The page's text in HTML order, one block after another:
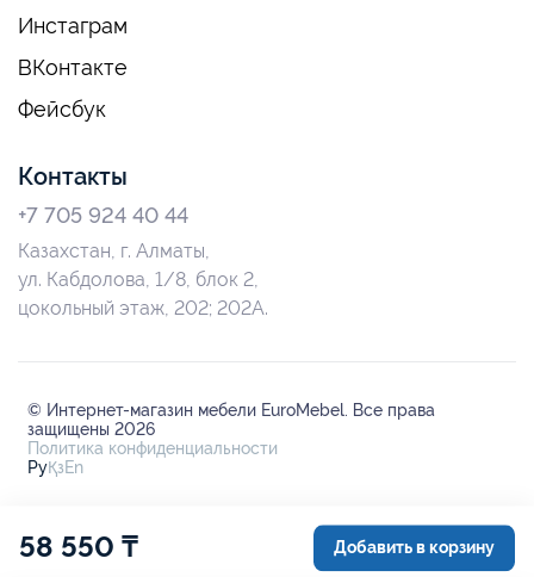
Инстаграм
ВКонтакте
Фейсбук
Контакты
+7 705 924 40 44
Казахстан, г. Алматы,
ул. Кабдолова, 1/8, блок 2,
цокольный этаж, 202; 202А.
© Интернет-магазин мебели EuroMebel. Все права
защищены 2026
Политика конфиденциальности
РуҚзEn
58 550 ₸ Добавить в корзину